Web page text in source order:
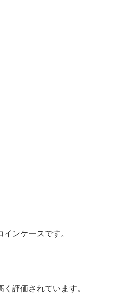
ンケースです。
評価されています。